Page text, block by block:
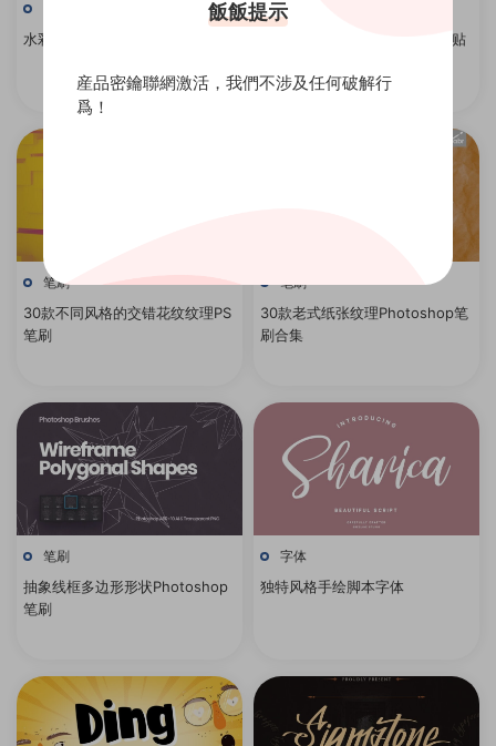
水彩飞溅抽象印章Procreate笔刷
笔刷
Procreate情绪板笔刷&iPad拼贴
笔刷
30款不同风格的交错花纹纹理PS
笔刷
笔刷
30款老式纸张纹理Photoshop笔
刷合集
笔刷
抽象线框多边形形状Photoshop
笔刷
字体
独特风格手绘脚本字体
飯飯提示
産品密鑰聯網激活，我們不涉及任何破解行
爲！